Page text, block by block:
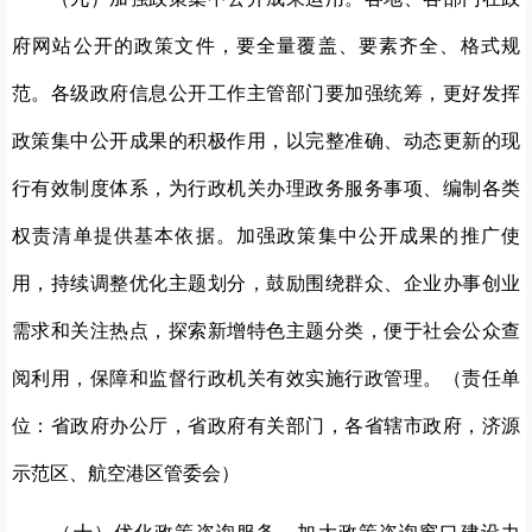
府网站公开的政策文件，要全量覆盖、要素齐全、格式规
范。各级政府信息公开工作主管部门要加强统筹，更好发挥
政策集中公开成果的积极作用，以完整准确、动态更新的现
行有效制度体系，为行政机关办理政务服务事项、编制各类
权责清单提供基本依据。加强政策集中公开成果的推广使
用，持续调整优化主题划分，鼓励围绕群众、企业办事创业
需求和关注热点，探索新增特色主题分类，便于社会公众查
阅利用，保障和监督行政机关有效实施行政管理。（责任单
位：省政府办公厅，省政府有关部门，各省辖市政府，济源
示范区、航空港区管委会）